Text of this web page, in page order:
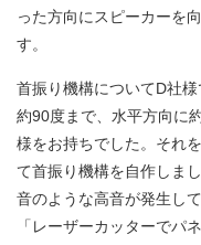
った方向にスピーカーを
す。
首振り機構についてD社
約90度まで、水平方向に
様をお持ちでした。それ
て首振り機構を自作しま
音のような高音が発生し
「レーザーカッターでパ